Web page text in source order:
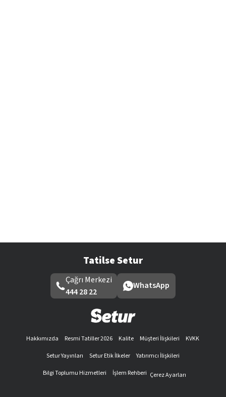
Tatilse Setur
Çağrı Merkezi
444 28 22
WhatsApp
Hakkımızda Resmi Tatiller 2026 Kalite Müşteri İlişkileri
KVKK
Setur Yayınları
Setur Etik İlkeler
Yatırımcı İlişkileri
Bilgi Toplumu Hizmetleri
İşlem Rehberi Çerez Ayarları